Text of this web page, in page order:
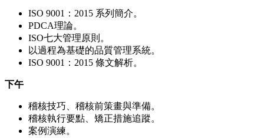
ISO 9001：2015 系列簡介。
PDCA理論。
ISO七大管理原則。
以過程為基礎的品質管理系統。
ISO 9001：2015 條文解析。
下午
稽核技巧、稽核前策畫與準備。
稽核執行要點、矯正措施追蹤。
案例演練。